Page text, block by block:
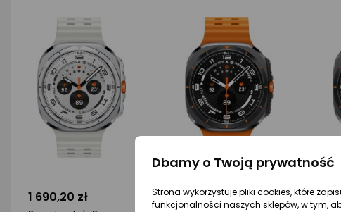
1 690,20 zł 1 490 zł 1
Dbamy o Twoją prywatność
Strona wykorzystuje pliki cookies, które
funkcjonalności naszych sklepów, w tym,